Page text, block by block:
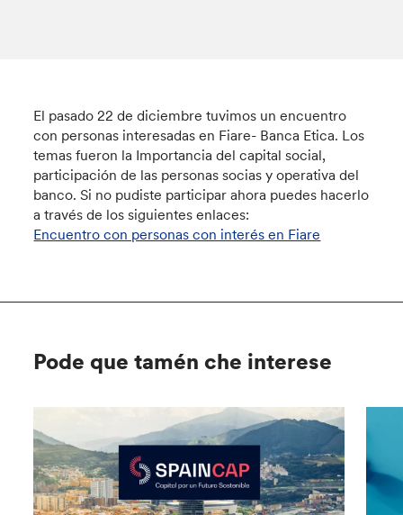
El pasado 22 de diciembre tuvimos un encuentro
con personas interesadas en Fiare- Banca Etica. Los
temas fueron la Importancia del capital social,
participación de las personas socias y operativa del
banco. Si no pudiste participar ahora puedes hacerlo
a través de los siguientes enlaces:
Encuentro con personas con interés en Fiare
Pode que tamén che interese